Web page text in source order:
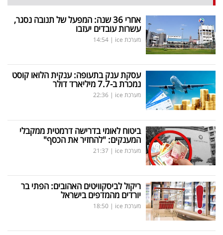
אחרי 36 שנה: המפעל של תנובה נסגר,
עשרות עובדים יעזבו
מערכת ice |
14:54
עסקת ענק בתעופה: ענקית הלואו קוסט
נמכרת ב-7.7 מיליארד דולר
מערכת ice |
22:36
ביטוח לאומי בדרישה דרמטית ממקבלי
המענקים: "להחזיר את הכסף"
מערכת ice |
21:37
ריקול לביסקוויטים האהובים: הפתי בר
יורדים מהמדפים בישראל
מערכת ice |
18:50